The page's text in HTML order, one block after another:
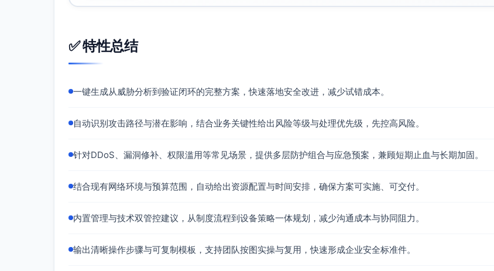
邮件安全：部署邮件安全网关/云邮件安全服务，启用沙箱、URL重写、附件剥离与只读预览、
网络分段：数据中心启用内部区域防火墙/ACL，建立“用户区—应用区—数据区—管理区”东西向访
终端加固：移除本地管理员权限（LAPS/gMSA管理）、开启Credential Guard/LSA保护、禁用
管理平面：上线跳板机/堡垒机（RDP/SSH集中审计，强制MFA，命令审计与文件传输审计）
✅ 特性总结
一键生成从威胁分析到验证闭环的完整方案，快速落地安全改进，减少试错成本。
自动识别攻击路径与潜在影响，结合业务关键性给出风险等级与处理优先级，先控高风险。
针对DDoS、漏洞修补、权限滥用等常见场景，提供多层防护组合与应急预案，兼顾短期止血与长期加固。
结合现有网络环境与预算范围，自动给出资源配置与时间安排，确保方案可实施、可交付。
内置管理与技术双管控建议，从制度流程到设备策略一体规划，减少沟通成本与协同阻力。
输出清晰操作步骤与可复制模板，支持团队按图实操与复用，快速形成企业安全标准件。